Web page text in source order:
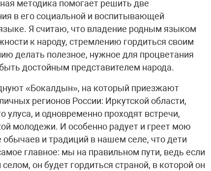
методика помогает решить две
в его социальной и воспитывающей
Я считаю, что владение родным языком
к народу, стремлению гордиться своим
делать полезное, нужное для процветания
достойным представителем народа.
«Бокалдын», на который приезжают
регионов России: Иркутской области,
улуса, и одновременно проходят встречи,
молодежи. И особенно радует и греет мою
и традиций в нашем селе, что дети
главное: мы на правильном пути, ведь если
он будет гордиться страной, в которой он